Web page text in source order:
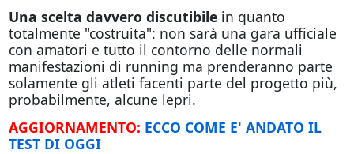
Una scelta davvero discutibilein quanto
totalmente "costruita": non sarà una gara ufficiale
con amatori e tutto il contorno delle normali
manifestazioni di running ma prenderanno parte
solamente gli atleti facenti parte del progetto più,
probabilmente, alcune lepri.
AGGIORNAMENTO: ECCO COME E' ANDATO IL
TEST DI OGGI